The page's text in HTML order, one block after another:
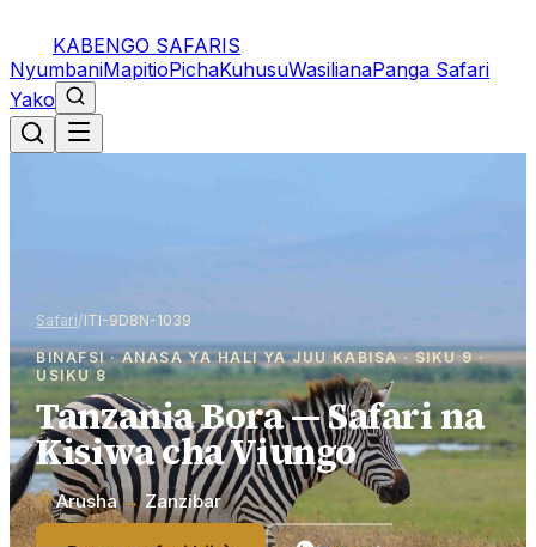
KABENGO SAFARIS
NyumbaniMapitioPichaKuhusuWasilianaPanga Safari
Yako
Safari/ITI-9D8N-1039
BINAFSI · ANASA YA HALI YA JUU KABISA · SIKU 9 ·
USIKU 8
Tanzania Bora — Safari na
Kisiwa cha Viungo
Arusha → Zanzibar